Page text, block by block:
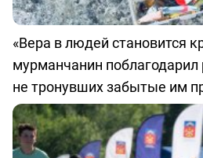
«Вера в людей становится
мурманчанин
не тронувших забытые им